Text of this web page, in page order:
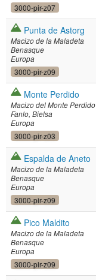
3000-pir-z07
Punta de Astorg
Macizo de la Maladeta
Benasque
Europa
3000-pir-z09
Monte Perdido
Macizo del Monte Perdido
Fanlo Bielsa
Europa
3000-pir-z03
Espalda de Aneto
Macizo de la Maladeta
Benasque
Europa
3000-pir-z09
Pico Maldito
Macizo de la Maladeta
Benasque
Europa
3000-pir-z09